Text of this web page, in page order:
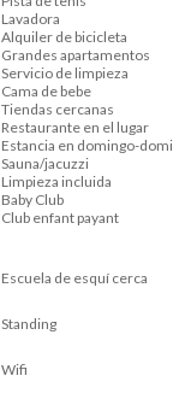
Lavadora
Alquiler de bicicleta
Grandes apartamentos
Servicio de limpieza
Cama de bebe
Tiendas cercanas
Restaurante en el lugar
Estancia en domingo-
Sauna/jacuzzi
Limpieza incluida
Baby Club
Club enfant payant
Escuela de esquí cerca
Standing
Wifi